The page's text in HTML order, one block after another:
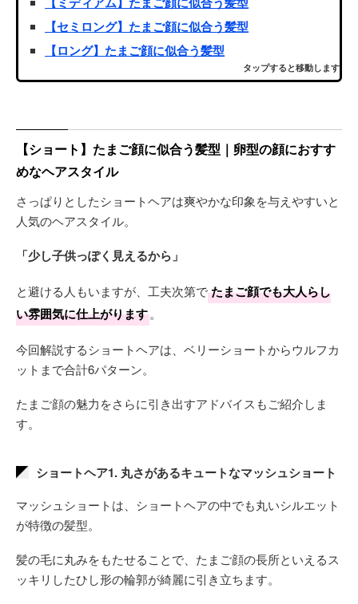
【セミロング】たまご顔に似合う髪型
【ロング】たまご顔に似合う髪型
タップすると移動します
【ショート】たまご顔に似合う髪型｜卵型の顔におすす
めなヘアスタイル
さっぱりとしたショートヘアは爽やかな印象を与えやすいと
人気のヘアスタイル。
「少し子供っぽく見えるから」
と避ける人もいますが、工夫次第でたまご顔でも大人らし
い雰囲気に仕上がります。
今回解説するショートヘアは、ベリーショートからウルフカ
ットまで合計6パターン。
たまご顔の魅力をさらに引き出すアドバイスもご紹介しま
す。
ショートヘア1. 丸さがあるキュートなマッシュショート
マッシュショートは、ショートヘアの中でも丸いシルエット
が特徴の髪型。
髪の毛に丸みをもたせることで、たまご顔の長所といえるス
ッキリしたひし形の輪郭が綺麗に引き立ちます。